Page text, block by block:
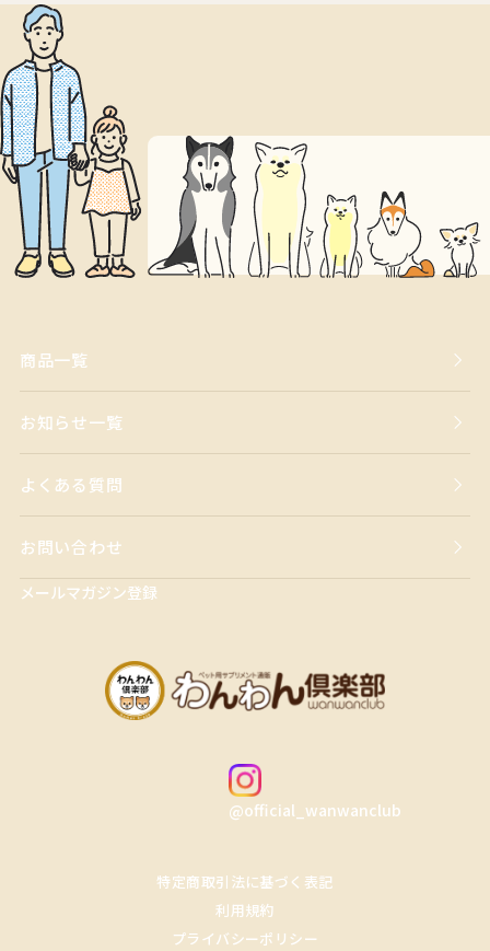
商品一覧
お知らせ一覧
よくある質問
お問い合わせ
メールマガジン登録
@official_wanwanclub
特定商取引法に基づく表記
利用規約
プライバシーポリシー